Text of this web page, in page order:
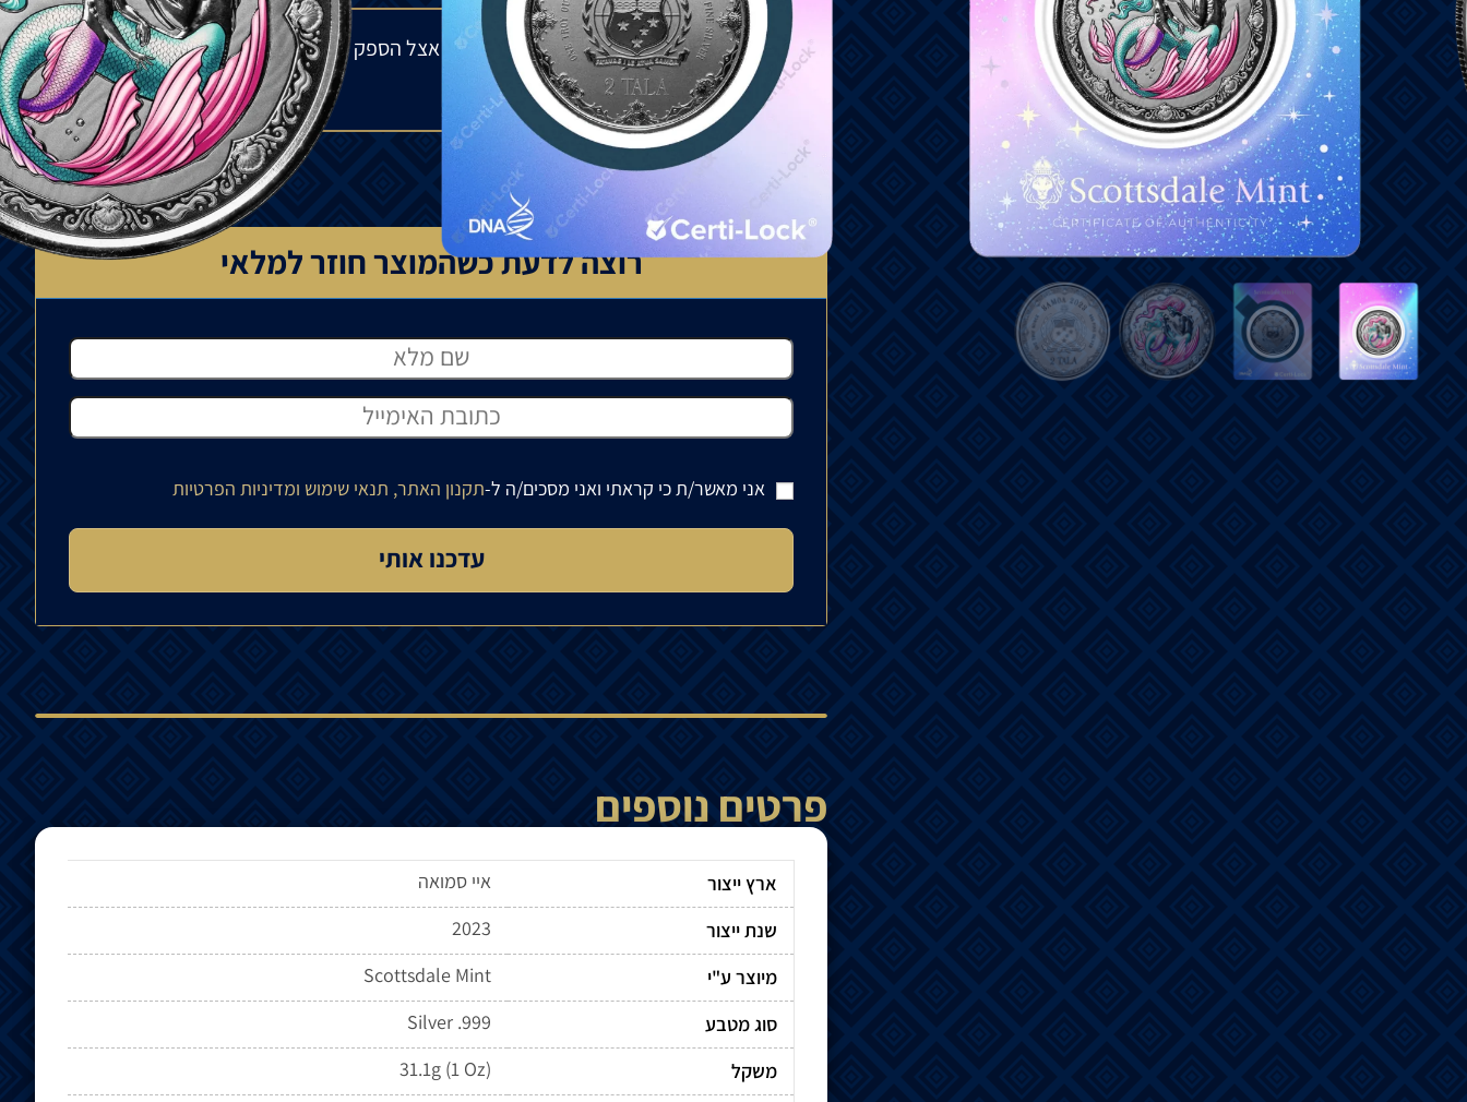
המחיר עשוי להשתנות בהתאם לזמינות המלאי אצל הספק בחו"ל ולתנודות בשוק העולמי. הפער
יכול לנוע בין 15% ל-35%.
למדיניות המשלוחים
רוצה לדעת כשהמוצר חוזר למלאי
אני מאשר/ת כי קראתי ואני מסכים/ה ל-תקנון האתר, תנאי שימוש ומדיניות הפרטיות
פרטים נוספים
ארץ ייצור
איי סמואה
שנת ייצור
2023
מיוצר ע"י
Scottsdale Mint
סוג מטבע
Silver .999
משקל
31.1g (1 Oz)